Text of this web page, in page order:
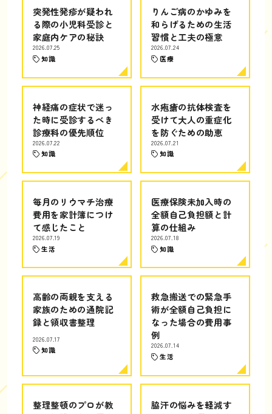
突発性発疹が疑われ
る際の小児科受診と
家庭内ケアの秘訣
2026.07.25
知識
りんご病のかゆみを
和らげるための生活
習慣と工夫の極意
2026.07.24
医療
神経痛の症状で迷っ
た時に受診するべき
診療科の優先順位
2026.07.22
知識
水疱瘡の抗体検査を
受けて大人の重症化
を防ぐための助恵
2026.07.21
知識
毎月のリウマチ治療
費用を家計簿につけ
て感じたこと
2026.07.19
生活
医療保険未加入時の
全額自己負担額と計
算の仕組み
2026.07.18
知識
高齢の両親を支える
家族のための通院記
録と領収書整理
2026.07.17
知識
救急搬送での緊急手
術が全額自己負担に
なった場合の費用事
例
2026.07.14
生活
整理整頓のプロが教
脇汗の悩みを軽減す